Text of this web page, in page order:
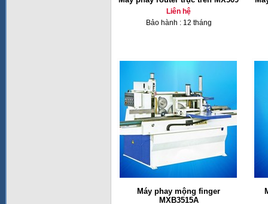
Liên hệ
Bảo hành : 12 tháng
Máy phay mộng finger
MXB3515A